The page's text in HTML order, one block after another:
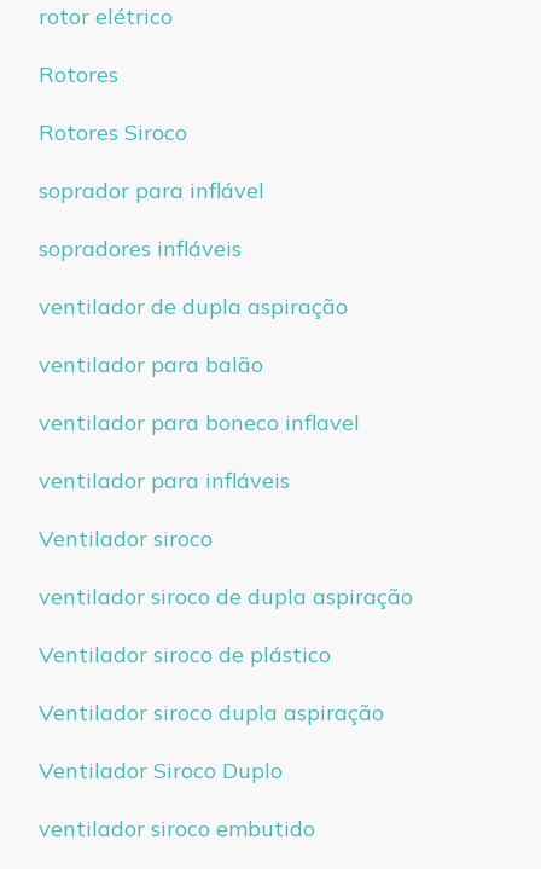
rotor elétrico
Rotores
Rotores Siroco
soprador para inflável
sopradores infláveis
ventilador de dupla aspiração
ventilador para balão
ventilador para boneco inflavel
ventilador para infláveis
Ventilador siroco
ventilador siroco de dupla aspiração
Ventilador siroco de plástico
Ventilador siroco dupla aspiração
Ventilador Siroco Duplo
ventilador siroco embutido